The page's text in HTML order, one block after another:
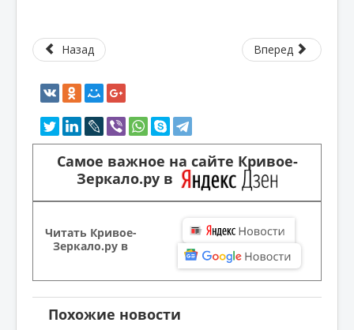
Назад Вперед
Самое важное на сайте Кривое-
Зеркало.ру в
Читать Кривое-
Зеркало.ру в
Похожие новости